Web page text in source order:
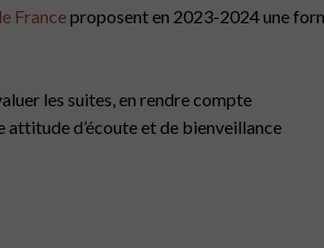
Franceproposent en 2023-2024 une
les suites, en rendre compte
attitude d’écoute et de bienveillance